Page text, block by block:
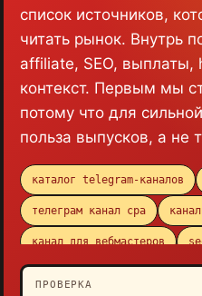
список источников,
читать рынок. Внутрь
affiliate, SEO, выплаты,
контекст. Первым мы
потому что для
польза выпусков, а не
каталог telegram-каналов
телеграм канал cpa
канал для вебмастеров
ПРОВЕРКА